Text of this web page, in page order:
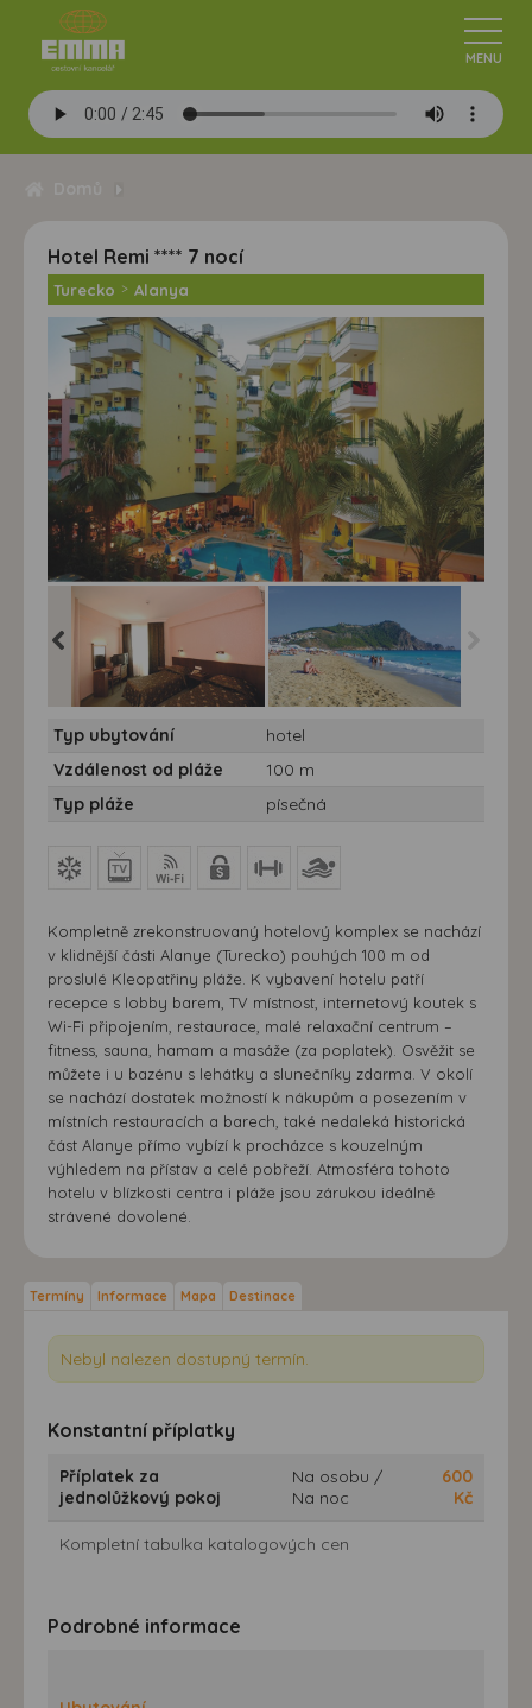
Hotel Remi **** 7 nocí
Turecko > Alanya
Turecko, Alanya - hotel
Remi
Turecko, Alanya
Typ ubytování
hotel
Vzdálenost od pláže
100 m
Typ pláže
písečná
Kompletně zrekonstruovaný hotelový komplex se nachází
v klidnější části Alanye (Turecko) pouhých 100 m od
proslulé Kleopatřiny pláže. K vybavení hotelu patří
recepce s lobby barem, TV místnost, internetový koutek s
Wi-Fi připojením, restaurace, malé relaxační centrum –
fitness, sauna, hamam a masáže (za poplatek). Osvěžit se
můžete i u bazénu s lehátky a slunečníky zdarma. V okolí
se nachází dostatek možností k nákupům a posezením v
místních restauracích a barech, také nedaleká historická
část Alanye přímo vybízí k procházce s kouzelným
výhledem na přístav a celé pobřeží. Atmosféra tohoto
hotelu v blízkosti centra i pláže jsou zárukou ideálně
strávené dovolené.
Termíny Informace Mapa Destinace
Nebyl nalezen dostupný termín.
Konstantní příplatky
Příplatek za
jednolůžkový pokoj
Na osobu /
Na noc
600
Kč
Kompletní tabulka katalogových cen
Podrobné informace